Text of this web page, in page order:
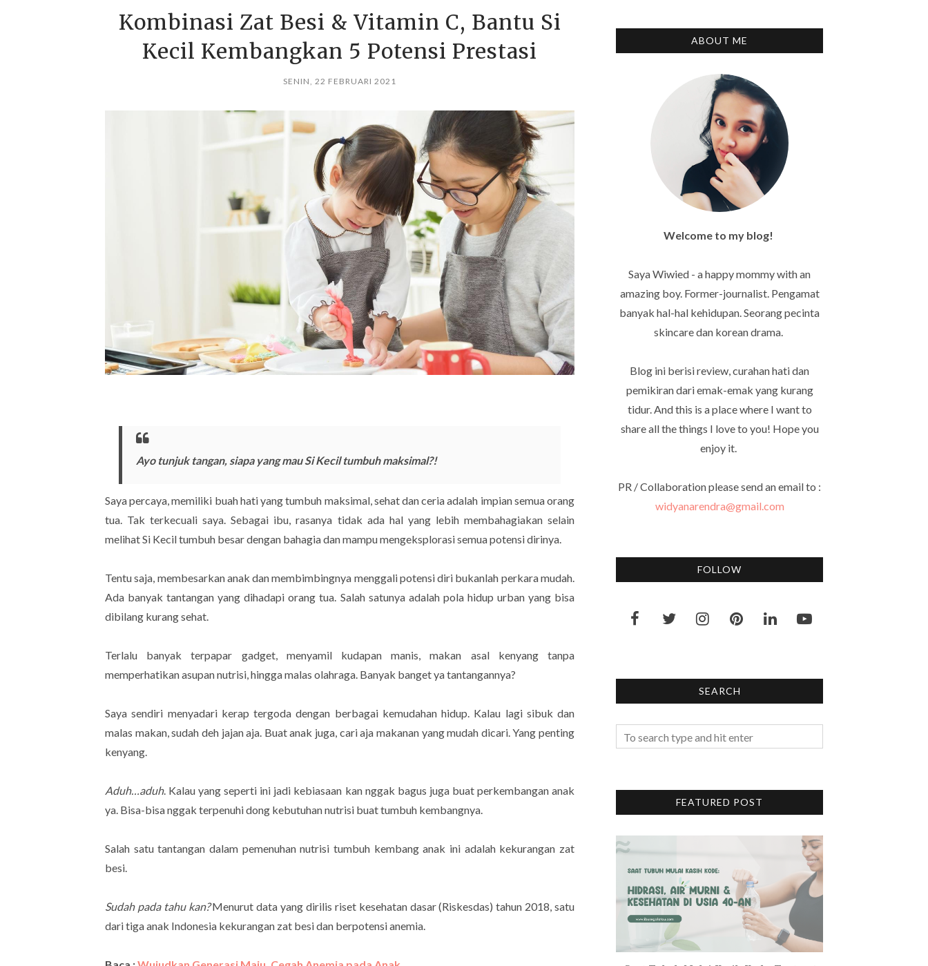
Kombinasi Zat Besi & Vitamin C, Bantu Si
Kecil Kembangkan 5 Potensi Prestasi
SENIN, 22 FEBRUARI 2021
Ayo tunjuk tangan, siapa yang mau Si Kecil tumbuh maksimal?!
Saya percaya, memiliki buah hati yang tumbuh maksimal, sehat dan ceria adalah impian semua orang
tua. Tak terkecuali saya. Sebagai ibu, rasanya tidak ada hal yang lebih membahagiakan selain
melihat Si Kecil tumbuh besar dengan bahagia dan mampu mengeksplorasi semua potensi dirinya.
Tentu saja, membesarkan anak dan membimbingnya menggali potensi diri bukanlah perkara mudah.
Ada banyak tantangan yang dihadapi orang tua. Salah satunya adalah pola hidup urban yang bisa
dibilang kurang sehat.
Terlalu banyak terpapar gadget, menyamil kudapan manis, makan asal kenyang tanpa
memperhatikan asupan nutrisi, hingga malas olahraga. Banyak banget ya tantangannya?
Saya sendiri menyadari kerap tergoda dengan berbagai kemudahan hidup. Kalau lagi sibuk dan
malas makan, sudah deh jajan aja. Buat anak juga, cari aja makanan yang mudah dicari. Yang penting
kenyang.
Aduh…aduh. Kalau yang seperti ini jadi kebiasaan kan nggak bagus juga buat perkembangan anak
ya. Bisa-bisa nggak terpenuhi dong kebutuhan nutrisi buat tumbuh kembangnya.
Salah satu tantangan dalam pemenuhan nutrisi tumbuh kembang anak ini adalah kekurangan zat
besi.
Sudah pada tahu kan?Menurut data yang dirilis riset kesehatan dasar (Riskesdas) tahun 2018, satu
dari tiga anak Indonesia kekurangan zat besi dan berpotensi anemia.
ABOUT ME
Welcome to my blog!
Saya Wiwied - a happy mommy with an
amazing boy. Former-journalist. Pengamat
banyak hal-hal kehidupan. Seorang pecinta
skincare dan korean drama.
Blog ini berisi review, curahan hati dan
pemikiran dari emak-emak yang kurang
tidur. And this is a place where I want to
share all the things I love to you! Hope you
enjoy it.
PR / Collaboration please send an email to :
widyanarendra@gmail.com
FOLLOW
SEARCH
FEATURED POST